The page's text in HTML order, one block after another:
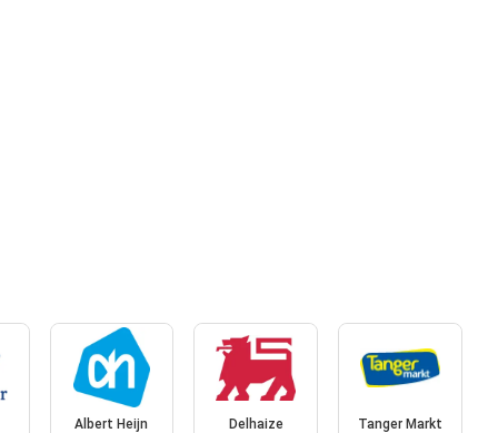
Albert Heijn Delhaize Tanger Markt